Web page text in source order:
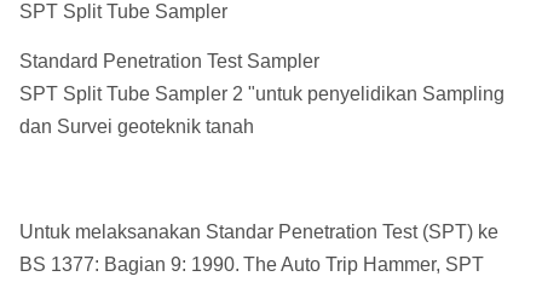
SPT Split Tube Sampler
Standard Penetration Test Sampler
SPT Split Tube Sampler 2 "untuk penyelidikan Sampling
dan Survei geoteknik tanah
Untuk melaksanakan Standar Penetration Test (SPT) ke
BS 1377: Bagian 9: 1990. The Auto Trip Hammer, SPT